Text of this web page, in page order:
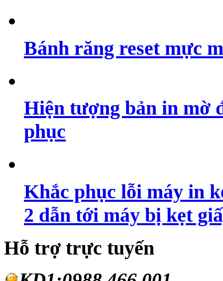
Bánh răng reset mực
Hiện tượng bản in mờ
phục
Khắc phục lỗi máy in
2 dẫn tới máy bị kẹt
Hỗ trợ trực tuyến